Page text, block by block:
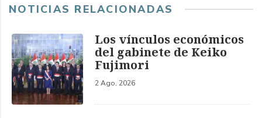
NOTICIAS RELACIONADAS
Los vínculos económicos
del gabinete de Keiko
Fujimori
2 Ago, 2026